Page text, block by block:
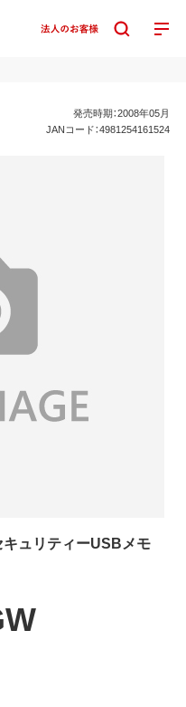
発売時期：2008年05月
JANコード：4981254161524
ュリティーUSBメモ